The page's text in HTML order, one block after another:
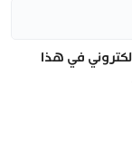
في هذا